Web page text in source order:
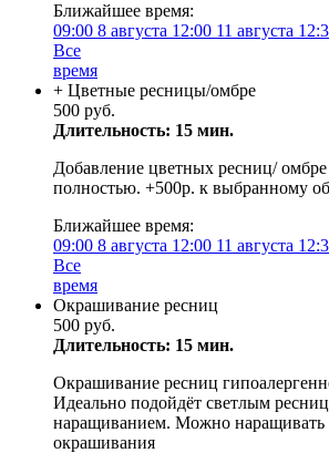
Ближайшее время:
09:00 8 августа 12:00 11 августа
Все
время
+ Цветные ресницы/омбре
500 руб.
Длительность: 15 мин.
Добавление цветных ресниц/
полностью. +500р. к выбранному
Ближайшее время:
09:00 8 августа 12:00 11 августа
Все
время
Окрашивание ресниц
500 руб.
Длительность: 15 мин.
Окрашивание ресниц
Идеально подойдёт светлым
наращиванием. Можно наращивать
окрашивания